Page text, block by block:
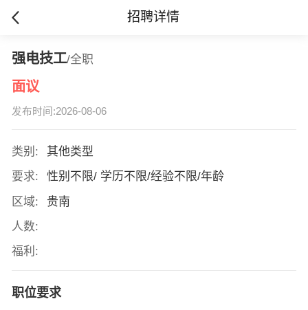
招聘详情
强电技工/全职
面议
发布时间:2026-08-06
类别:
其他类型
要求:
性别不限/ 学历不限/经验不限/年龄
区域:
贵南
人数:
福利:
职位要求